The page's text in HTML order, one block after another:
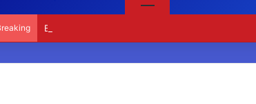
BoxOffice – 15वें दिन भी कायम रही ‘जन नायकन’ की रफ्तार,